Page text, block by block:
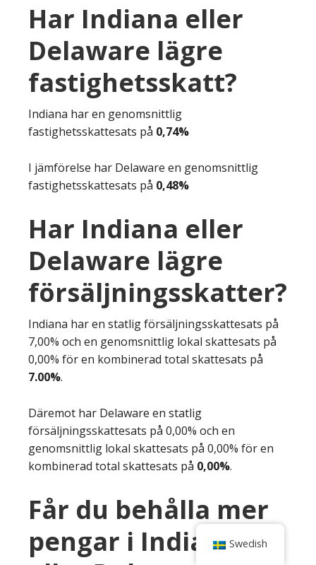
Har Indiana eller
Delaware lägre
fastighetsskatt?
Indiana har en genomsnittlig
fastighetsskattesats på 0,74%
I jämförelse har Delaware en genomsnittlig
fastighetsskattesats på 0,48%
Har Indiana eller
Delaware lägre
försäljningsskatter?
Indiana har en statlig försäljningsskattesats på
7,00% och en genomsnittlig lokal skattesats på
0,00% för en kombinerad total skattesats på
7.00%.
Däremot har Delaware en statlig
försäljningsskattesats på 0,00% och en
genomsnittlig lokal skattesats på 0,00% för en
kombinerad total skattesats på 0,00%.
Får du behålla mer
pengar i IndianaSwedish